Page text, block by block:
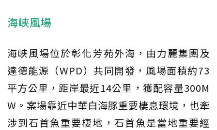
海峽風場
海峽風場位於彰化芳苑外海，由力麗集團及
達德能源（WPD）共同開發，風場面積約73
平方公里，距岸最近14公里，獲配容量300M
W。案場靠近中華白海豚重要棲息環境，也牽
涉到石首魚重要棲地，石首魚是當地重要經